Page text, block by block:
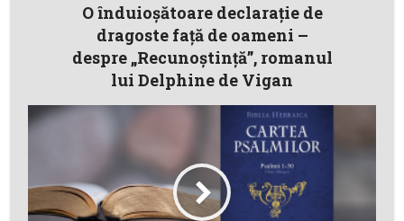
O înduioşătoare declaraţie de
dragoste faţă de oameni –
despre „Recunoştinţă”, romanul
lui Delphine de Vigan